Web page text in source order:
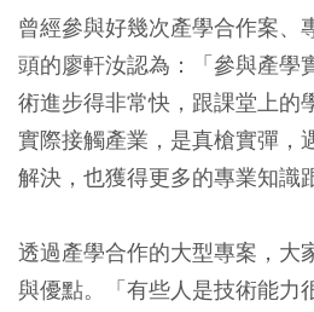
曾經參與好幾次產學合作案、
頭的廖軒汝認為：「參與產學
術進步得非常快，跟課堂上的
實際接觸產業，是真槍實彈，
解決，也獲得更多的專業知識
透過產學合作的大型專案，大
與優點。「有些人是技術能力